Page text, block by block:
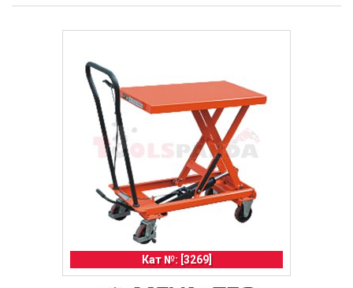
Кат №: [3269]